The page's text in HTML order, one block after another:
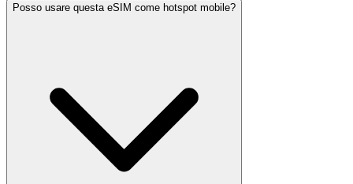
Posso usare questa eSIM come hotspot mobile?